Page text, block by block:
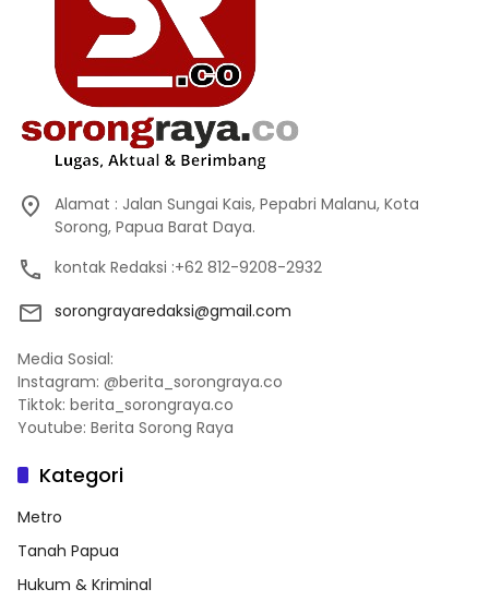
Alamat : Jalan Sungai Kais, Pepabri Malanu, Kota
Sorong, Papua Barat Daya.
kontak Redaksi :+62 812-9208-2932
sorongrayaredaksi@gmail.com
Media Sosial:
Instagram: @berita_sorongraya.co
Tiktok: berita_sorongraya.co
Youtube: Berita Sorong Raya
Kategori
Metro
Tanah Papua
Hukum & Kriminal